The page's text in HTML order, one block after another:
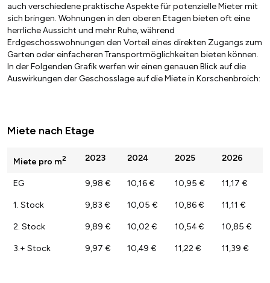
auch verschiedene praktische Aspekte für potenzielle Mieter mit
sich bringen. Wohnungen in den oberen Etagen bieten oft eine
herrliche Aussicht und mehr Ruhe, während
Erdgeschosswohnungen den Vorteil eines direkten Zugangs zum
Garten oder einfacheren Transportmöglichkeiten bieten können.
In der Folgenden Grafik werfen wir einen genauen Blick auf die
Auswirkungen der Geschosslage auf die Miete in Korschenbroich:
Miete nach Etage
Miete pro m2 2023 2024 2025 2026
EG 9,98 € 10,16 € 10,95 € 11,17 €
1. Stock 9,83 € 10,05 € 10,86 € 11,11 €
2. Stock 9,89 € 10,02 € 10,54 € 10,85 €
3.+ Stock 9,97 € 10,49 € 11,22 € 11,39 €